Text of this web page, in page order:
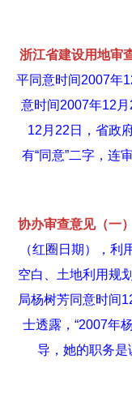
浙江省建设用地审
平同意时间2007年
意时间2007年12
12月22日，省政
有“同意”二字，连
协办审查意见（一
（红圈日期），利
空白、土地利用规
局杨树芳同意时间
士透露，“2007年
导，她的职务是